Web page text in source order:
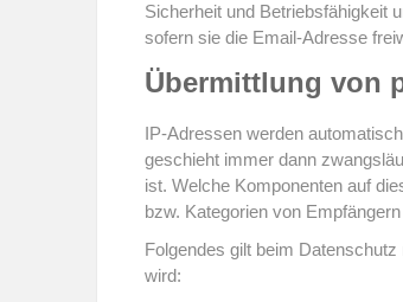
Sicherheit und Betriebsfähigkeit
sofern sie die Email-Adresse
Übermittlung von
IP-Adressen werden
geschieht immer dann
ist. Welche Komponenten auf
bzw. Kategorien von
Folgendes gilt beim
wird: